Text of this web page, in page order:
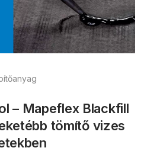
– Mapeflex Blackfill
tömítő vizes